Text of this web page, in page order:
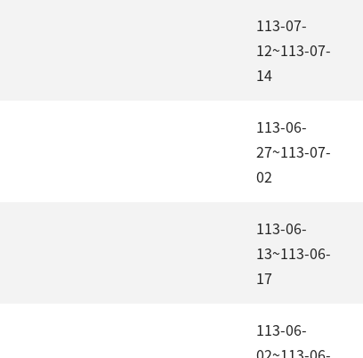
113-07-
12~113-07-
14
113-06-
27~113-07-
02
113-06-
13~113-06-
17
113-06-